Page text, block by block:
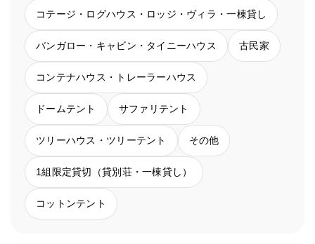
コテージ・ログハウス・ロッジ・ヴィラ・一棟貸し
バンガロー・キャビン・タイニーハウス 古民家
コンテナハウス・トレーラーハウス
ドームテント サファリテント
ツリーハウス・ツリーテント その他
1組限定貸切（貸別荘・一棟貸し）
コットンテント